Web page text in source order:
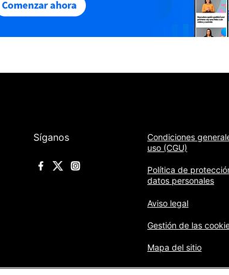
Síganos
Condiciones
uso (CGU)
Política de
datos personales
Aviso legal
Gestión de las
Mapa del sitio